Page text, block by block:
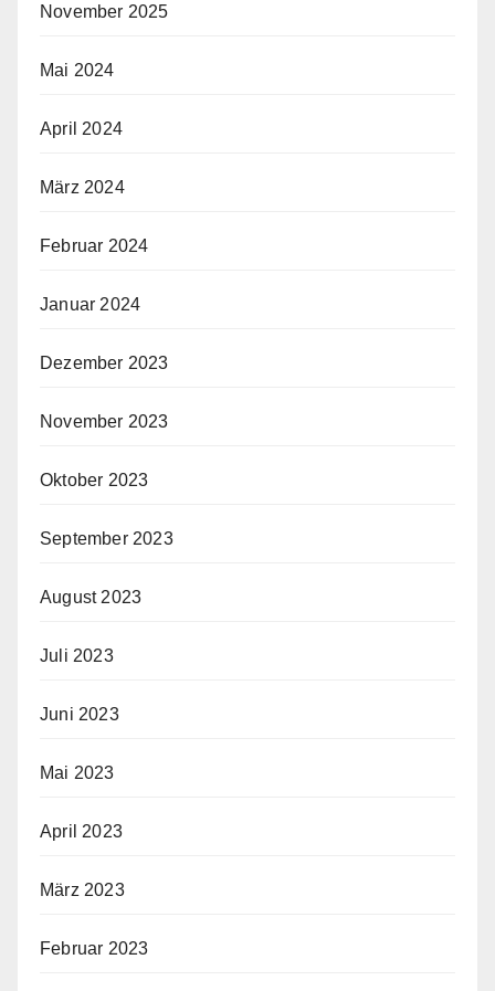
November 2025
Mai 2024
April 2024
März 2024
Februar 2024
Januar 2024
Dezember 2023
November 2023
Oktober 2023
September 2023
August 2023
Juli 2023
Juni 2023
Mai 2023
April 2023
März 2023
Februar 2023